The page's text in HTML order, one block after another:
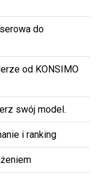
do
od KONSIMO
swój model.
i ranking